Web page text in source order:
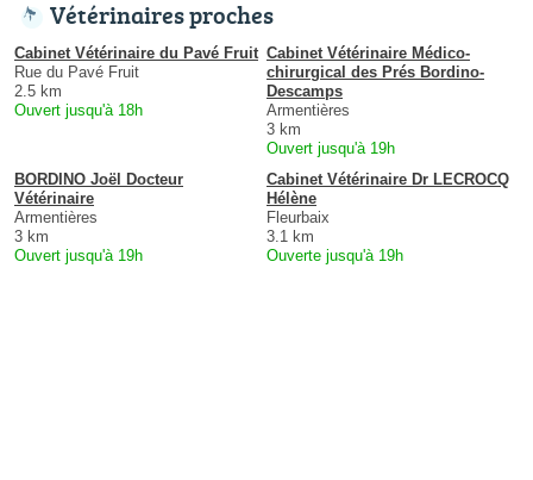
Vétérinaires proches
Cabinet Vétérinaire du Pavé Fruit
Rue du Pavé Fruit
2.5 km
Ouvert jusqu'à 18h
Cabinet Vétérinaire Médico-
chirurgical des Prés Bordino-
Descamps
Armentières
3 km
Ouvert jusqu'à 19h
BORDINO Joël Docteur
Vétérinaire
Armentières
3 km
Ouvert jusqu'à 19h
Cabinet Vétérinaire Dr LECROCQ
Hélène
Fleurbaix
3.1 km
Ouverte jusqu'à 19h